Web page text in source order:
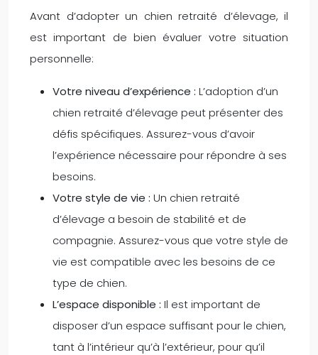
Avant d’adopter un chien retraité d’élevage, il
est important de bien évaluer votre situation
personnelle:
Votre niveau d’expérience : L’adoption d’un
chien retraité d’élevage peut présenter des
défis spécifiques. Assurez-vous d’avoir
l’expérience nécessaire pour répondre à ses
besoins.
Votre style de vie : Un chien retraité
d’élevage a besoin de stabilité et de
compagnie. Assurez-vous que votre style de
vie est compatible avec les besoins de ce
type de chien.
L’espace disponible : Il est important de
disposer d’un espace suffisant pour le chien,
tant à l’intérieur qu’à l’extérieur, pour qu’il